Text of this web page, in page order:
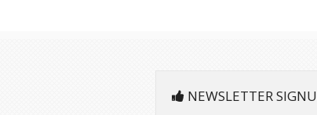
NEWSLETTER